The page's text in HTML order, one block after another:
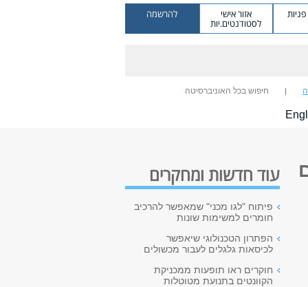
אזור אישי
לסטודנטים.יות
להרשמה
חיפוש בכל האוניברסיטה
עוד חדשות ומחקרים
פיתוח "לגו מכני" שמאפשר להרכיב
חומרים למשימות שונות
הפתרון הטכנולוגי שיאפשר
לכיסאות גלגלים לעבור מכשולים
חוקרים ראו תופעות ממכניקת
הקוונטים בתנועת מטוטלות